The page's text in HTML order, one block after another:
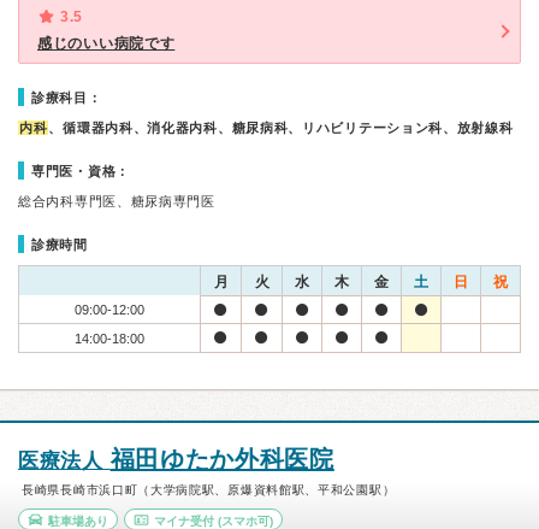
3.5
感じのいい病院です
診療科目：
内科、循環器内科、消化器内科、糖尿病科、リハビリテーション科、放射線科
専門医・資格：
総合内科専門医、糖尿病専門医
診療時間
月 火 水 木 金 土 日 祝
09:00-12:00
14:00-18:00
医療法人福田ゆたか外科医院
長崎県長崎市浜口町（大学病院駅、原爆資料館駅、平和公園駅）
駐車場あり マイナ受付(スマホ可)